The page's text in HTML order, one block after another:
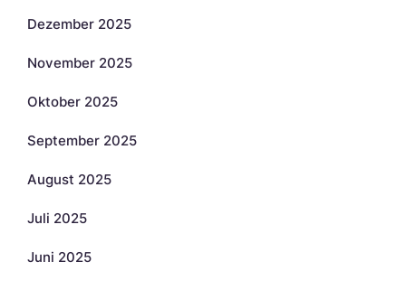
Dezember 2025
November 2025
Oktober 2025
September 2025
August 2025
Juli 2025
Juni 2025